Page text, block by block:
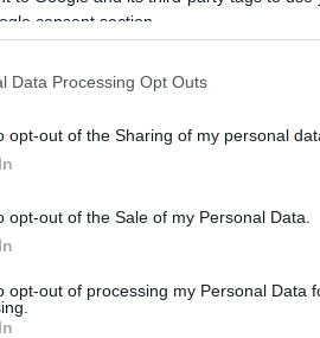
consent section.
Data Processing Opt Outs
opt-out of the Sharing of my personal
opt-out of the Sale of my Personal Data.
opt-out of processing my Personal Data
a szolnoki
büntetés-végrehajtási
panaszok
Ahogyan az